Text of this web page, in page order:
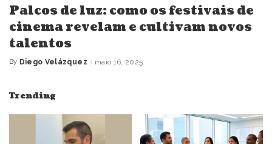
Palcos de luz: como os festivais de
cinema revelam e cultivam novos
talentos
Posted
By Diego Velázquez maio 16, 2025
Trending